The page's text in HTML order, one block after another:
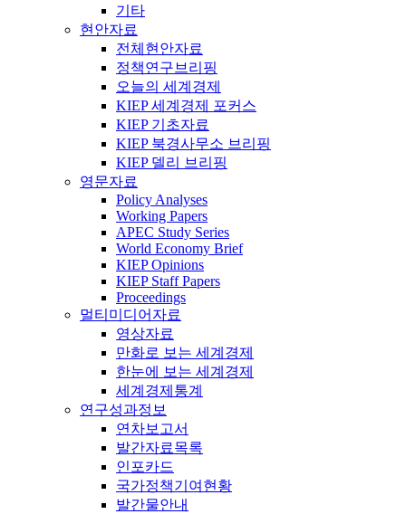
기타
현안자료
전체현안자료
정책연구브리핑
오늘의 세계경제
KIEP 세계경제 포커스
KIEP 기초자료
KIEP 북경사무소 브리핑
KIEP 델리 브리핑
영문자료
Policy Analyses
Working Papers
APEC Study Series
World Economy Brief
KIEP Opinions
KIEP Staff Papers
Proceedings
멀티미디어자료
영상자료
만화로 보는 세계경제
한눈에 보는 세계경제
세계경제통계
연구성과정보
연차보고서
발간자료목록
인포카드
국가정책기여현황
발간물안내